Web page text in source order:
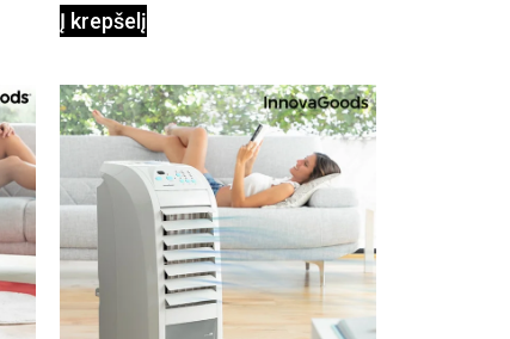
Į krepšelį